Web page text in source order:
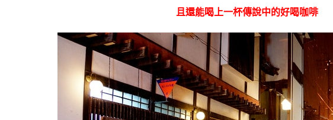
且還能喝上一杯傳說中的好喝咖啡